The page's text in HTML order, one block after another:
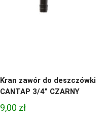
Kran zawór do deszczówki
CANTAP 3/4” CZARNY
9,00 zł